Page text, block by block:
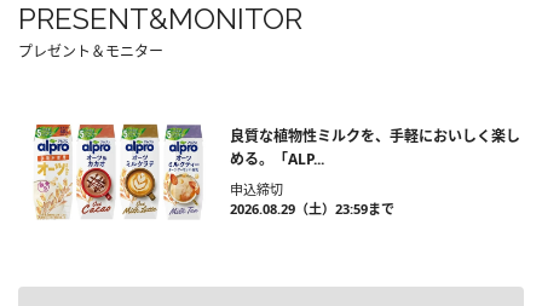
PRESENT&MONITOR
プレゼント＆モニター
良質な植物性ミルクを、手軽においしく楽し
める。「ALP...
申込締切
2026.08.29（土）23:59まで